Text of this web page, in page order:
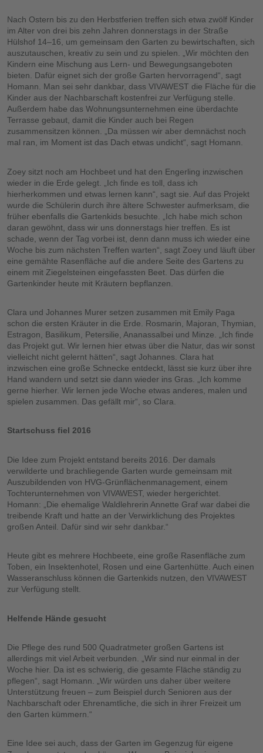
Nach Ostern bis zu den Herbstferien treffen sich etwa zwölf Kinder
im Alter von drei bis zehn Jahren donnerstags in der Straße
Hülshof 14–16, um gemeinsam den Garten zu bewirtschaften, sich
auszutauschen, kreativ zu sein und zu spielen. „Wir möchten den
Kindern eine Mischung aus Lern- und Bewegungsangeboten
bieten. Dafür eignet sich der große Garten hervorragend“, sagt
Homann. Man sei sehr dankbar, dass VIVAWEST die Fläche für die
Kinder aus der Nachbarschaft kostenfrei zur Verfügung stelle.
Außerdem habe das Wohnungsunternehmen eine überdachte
Terrasse gebaut, damit die Kinder auch bei Regen
zusammensitzen können. „Da müssen wir aber demnächst noch
mal ran, im Moment ist das Dach etwas undicht“, sagt Homann.
Zoey sitzt noch am Hochbeet und hat den Engerling inzwischen
wieder in die Erde gelegt. „Ich finde es toll, dass ich
hierherkommen und etwas lernen kann“, sagt sie. Auf das Projekt
wurde die Schülerin durch ihre ältere Schwester aufmerksam, die
früher ebenfalls die Gartenkids besuchte. „Ich habe mich schon
daran gewöhnt, dass wir uns donnerstags hier treffen. Es ist
schade, wenn der Tag vorbei ist, denn dann muss ich wieder eine
Woche bis zum nächsten Treffen warten“, sagt Zoey und läuft über
eine gemähte Rasenfläche auf die andere Seite des Gartens zu
einem mit Ziegelsteinen eingefassten Beet. Das dürfen die
Gartenkinder heute mit Kräutern bepflanzen.
Clara und Johannes Murer setzen zusammen mit Emily Paga
schon die ersten Kräuter in die Erde. Rosmarin, Majoran, Thymian,
Estragon, Basilikum, Petersilie, Ananassalbei und Minze. „Ich finde
das Projekt gut. Wir lernen hier etwas über die Natur, das wir sonst
vielleicht nicht gelernt hätten“, sagt Johannes. Clara hat
inzwischen eine große Schnecke entdeckt, lässt sie kurz über ihre
Hand wandern und setzt sie dann wieder ins Gras. „Ich komme
gerne hierher. Wir lernen jede Woche etwas anderes, malen und
spielen zusammen. Das gefällt mir“, so Clara.
Startschuss fiel 2016
Die Idee zum Projekt entstand bereits 2016. Der damals
verwilderte und brachliegende Garten wurde gemeinsam mit
Auszubildenden von HVG-Grünflächenmanagement, einem
Tochterunternehmen von VIVAWEST, wieder hergerichtet.
Homann: „Die ehemalige Waldlehrerin Annette Graf war dabei die
treibende Kraft und hatte an der Verwirklichung des Projektes
großen Anteil. Dafür sind wir sehr dankbar.“
Heute gibt es mehrere Hochbeete, eine große Rasenfläche zum
Toben, ein Insektenhotel, Rosen und eine Gartenhütte. Auch einen
Wasseranschluss können die Gartenkids nutzen, den VIVAWEST
zur Verfügung stellt.
Helfende Hände gesucht
Die Pflege des rund 500 Quadratmeter großen Gartens ist
allerdings mit viel Arbeit verbunden. „Wir sind nur einmal in der
Woche hier. Da ist es schwierig, die gesamte Fläche ständig zu
pflegen“, sagt Homann. „Wir würden uns daher über weitere
Unterstützung freuen – zum Beispiel durch Senioren aus der
Nachbarschaft oder Ehrenamtliche, die sich in ihrer Freizeit um
den Garten kümmern.“
Eine Idee sei auch, dass der Garten im Gegenzug für eigene